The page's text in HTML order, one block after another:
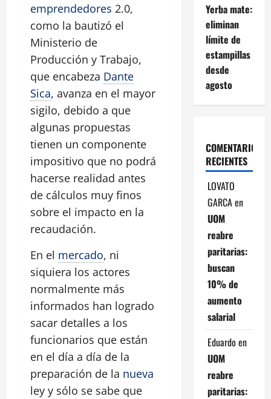
emprendedores 2.0,
como la bautizó el
Ministerio de
Producción y Trabajo,
que encabeza Dante
Sica, avanza en el mayor
sigilo, debido a que
algunas propuestas
tienen un componente
impositivo que no podrá
hacerse realidad antes
de cálculos muy finos
sobre el impacto en la
recaudación.
En el mercado, ni
siquiera los actores
normalmente más
informados han logrado
sacar detalles a los
funcionarios que están
en el día a día de la
preparación de la nueva
ley y sólo se sabe que
Yerba mate:
eliminan
límite de
estampillas
desde
agosto
COMENTARIOS
RECIENTES
LOVATO
GARCAen
UOM
reabre
paritarias:
buscan
10% de
aumento
salarial
Eduardo en
UOM
reabre
paritarias: